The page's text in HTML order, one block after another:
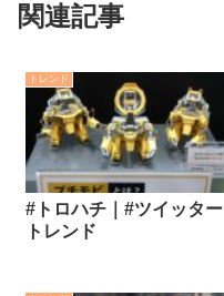
関連記事
トレンド
#トロハチ｜#ツイッター
トレンド